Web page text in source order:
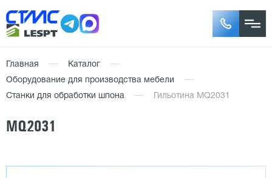
Главная
Каталог
Оборудование для производства мебели
Станки для обработки шпона
Гильотина MQ2031
MQ2031